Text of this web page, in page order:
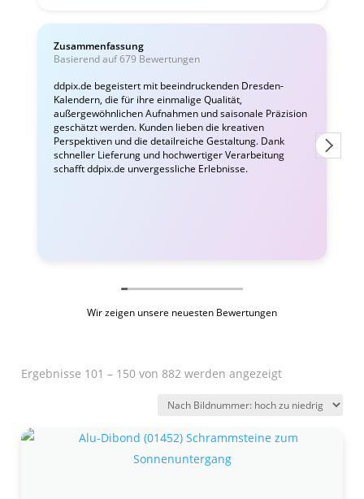
Zusammenfassung
Basierend auf 679 Bewertungen
ddpix.de begeistert mit beeindruckenden Dresden-
Kalendern, die für ihre einmalige Qualität,
außergewöhnlichen Aufnahmen und saisonale Präzision
geschätzt werden. Kunden lieben die kreativen
Perspektiven und die detailreiche Gestaltung. Dank
schneller Lieferung und hochwertiger Verarbeitung
schafft ddpix.de unvergessliche Erlebnisse.
Wir zeigen unsere neuesten Bewertungen
Ergebnisse 101 – 150 von 882 werden angezeigt